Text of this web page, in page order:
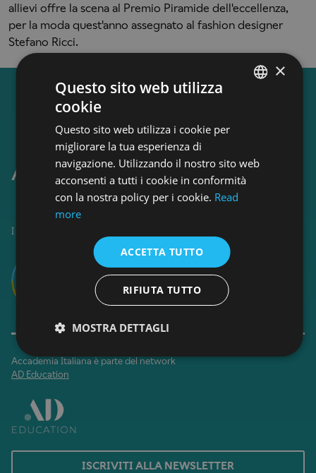
allievi offre la scena al Premio Piramide dell'eccellenza,
per la moda quest'anno assegnato al fashion designer
Stefano Ricci.
I corsi di Accademia Italiana sono accreditati da
Accademia Italiana è parte del network
AD Education
ISCRIVITI ALLA NEWSLETTER
×
Questo sito web utilizza
cookie
Questo sito web utilizza i cookie per
migliorare la tua esperienza di
navigazione. Utilizzando il nostro sito web
acconsenti a tutti i cookie in conformità
con la nostra policy per i cookie. Read
more
ACCETTA TUTTO
RIFIUTA TUTTO
MOSTRA DETTAGLI